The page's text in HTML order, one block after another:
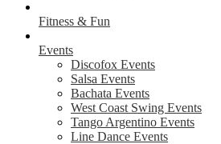
Fitness & Fun
Events
Discofox Events
Salsa Events
Bachata Events
West Coast Swing Events
Tango Argentino Events
Line Dance Events